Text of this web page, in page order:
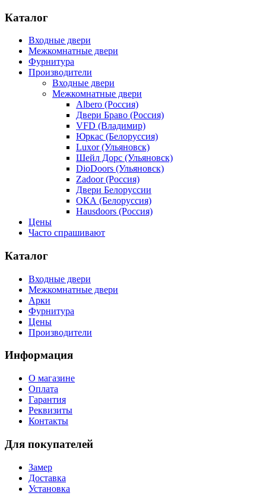
Каталог
Входные двери
Межкомнатные двери
Фурнитура
Производители
Входные двери
Межкомнатные двери
Albero (Россия)
Двери Браво (Россия)
VFD (Владимир)
Юркас (Белоруссия)
Luxor (Ульяновск)
Шейл Дорс (Ульяновск)
DioDoors (Ульяновск)
Zadoor (Россия)
Двери Белоруссии
ОКА (Белоруссия)
Hausdoors (Россия)
Цены
Часто спрашивают
Каталог
Входные двери
Межкомнатные двери
Арки
Фурнитура
Цены
Производители
Информация
О магазине
Оплата
Гарантия
Реквизиты
Контакты
Для покупателей
Замер
Доставка
Установка